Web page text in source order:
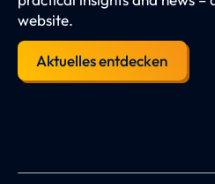
website.
Aktuelles entdecken